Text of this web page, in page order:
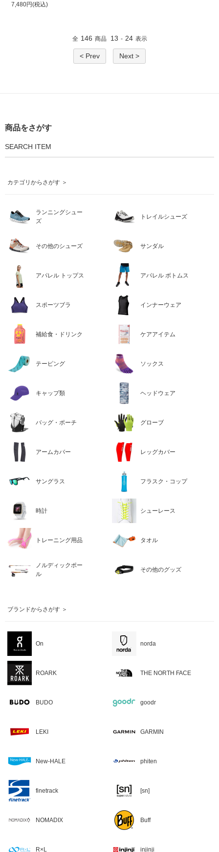
7,480円(税込)
全 146 商品 13 - 24 表示
< Prev Next >
商品をさがす
SEARCH ITEM
カテゴリからさがす ＞
ランニングシュー
ズ
トレイルシューズ
その他のシューズ サンダル
アパレル トップス アパレル ボトムス
スポーツブラ インナーウェア
補給食・ドリンク ケアアイテム
テーピング ソックス
キャップ類 ヘッドウェア
バッグ・ポーチ グローブ
アームカバー レッグカバー
サングラス フラスク・コップ
時計 シューレース
トレーニング用品 タオル
ノルディックポー
ル
その他のグッズ
ブランドからさがす ＞
On norda
ROARK THE NORTH FACE
BUDO goodr
LEKI GARMIN
New-HALE phiten
finetrack [sn]
NOMADIX Buff
R×L injinji